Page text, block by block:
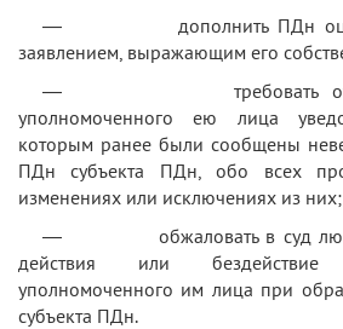
— дополнить ПДн
заявлением, выражающим его
— требовать от
уполномоченного ею лица
которым ранее были сообщены
ПДн субъекта ПДн, обо всех
изменениях или исключениях из них;
— обжаловать в суд
действия или
уполномоченного им лица при
субъекта ПДн.